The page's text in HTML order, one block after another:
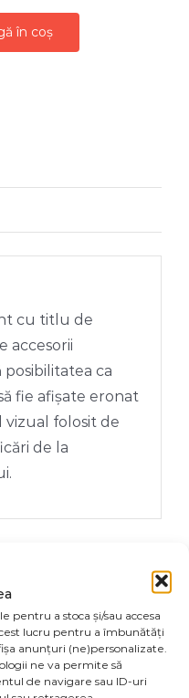
pentru a stoca și/sau accesa
lucru pentru a îmbunătăți
anunțuri (ne)personalizate.
ne va permite să
de navigare sau ID-uri
în coș
cu titlu de
accesorii
ca
fie afișate eronat
folosit de
de la
Product
Email This